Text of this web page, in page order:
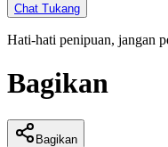
Chat Tukang
Hati-hati penipuan, jangan
Bagikan
Bagikan